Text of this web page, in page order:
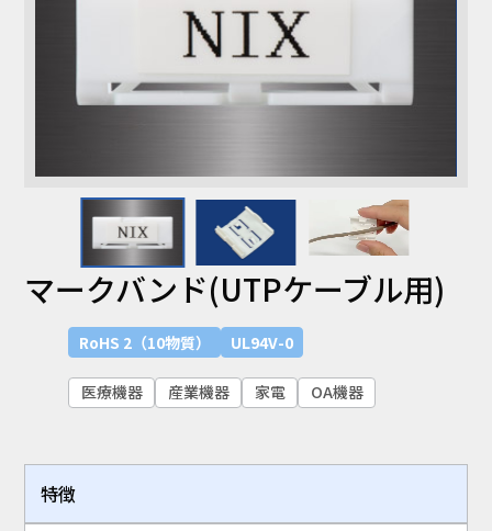
UL94HB
UL94V-0 UL94V-2
UL
UL-224
UL1565
業界
半導体
ライフスタイル 住宅設備
医療機器
プリント基盤実装
産業機器
防虫・環境衛生
課題
マークバンド(UTPケーブル用)
RoHS 2（10物質） UL94V-0
医療機器 産業機器 家電 OA機器
特徴